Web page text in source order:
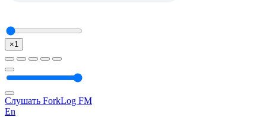
×1
Слушать ForkLog FM
En